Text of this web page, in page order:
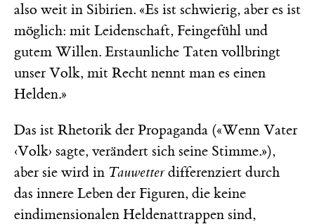
also weit in Sibirien. «Es ist schwierig, aber es ist
möglich: mit Leidenschaft, Feingefühl und
gutem Willen. Erstaunliche Taten vollbringt
unser Volk, mit Recht nennt man es einen
Helden.»
Das ist Rhetorik der Propaganda («Wenn Vater
‹Volk› sagte, verändert sich seine Stimme.»),
aber sie wird in Tauwetter differenziert durch
das innere Leben der Figuren, die keine
eindimensionalen Heldenattrappen sind,